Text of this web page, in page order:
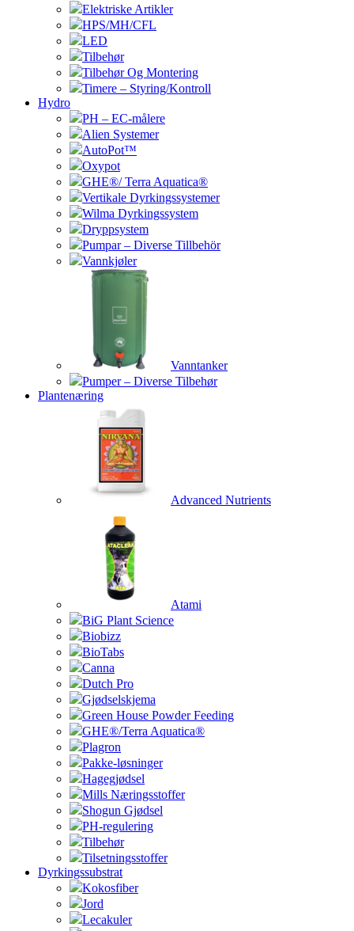
Elektriske Artikler
HPS/MH/CFL
LED
Tilbehør
Tilbehør Og Montering
Timere – Styring/Kontroll
Hydro
PH – EC-målere
Alien Systemer
AutoPot™
Oxypot
GHE®/ Terra Aquatica®
Vertikale Dyrkingssystemer
Wilma Dyrkingssystem
Dryppsystem
Pumpar – Diverse Tillbehör
Vannkjøler
Vanntanker
Pumper – Diverse Tilbehør
Plantenæring
Advanced Nutrients
Atami
BiG Plant Science
Biobizz
BioTabs
Canna
Dutch Pro
Gjødselskjema
Green House Powder Feeding
GHE®/Terra Aquatica®
Plagron
Pakke-løsninger
Hagegjødsel
Mills Næringsstoffer
Shogun Gjødsel
PH-regulering
Tilbehør
Tilsetningsstoffer
Dyrkingssubstrat
Kokosfiber
Jord
Lecakuler